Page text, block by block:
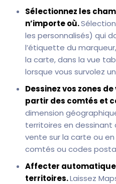
Sélectionnez les
n’importe où.
les personnalisés) qui
l’étiquette du
la carte, dans la vue
lorsque vous survolez
Dessinez vos zones
partir des comtés et
dimension
territoires en dessinant
vente sur la carte ou
comtés ou codes
Affecter
territoires.Laissez